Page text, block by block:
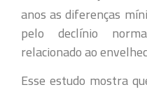
anos as diferenças
pelo declínio
relacionado ao
Esse estudo mostra